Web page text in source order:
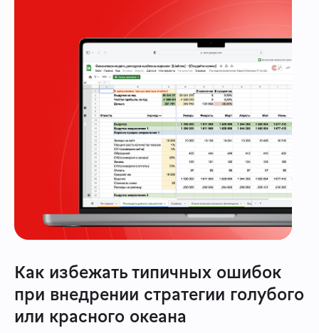
Как избежать типичных ошибок
при внедрении стратегии голубого
или красного океана